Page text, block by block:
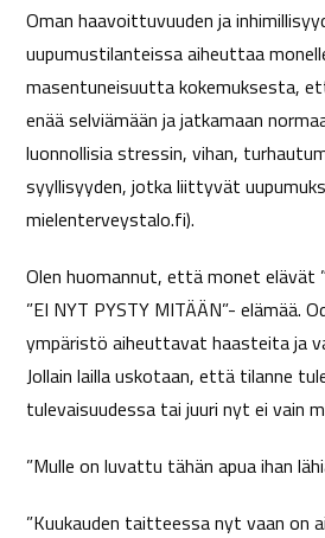
Oman haavoittuvuuden ja
uupumustilanteissa aiheuttaa
masentuneisuutta kokemuksesta,
enää selviämään ja jatkamaan
luonnollisia stressin, vihan,
syyllisyyden, jotka liittyvät
mielenterveystalo.fi).
Olen huomannut, että monet elävät
”EI NYT PYSTY MITÄÄN”- elämää.
ympäristö aiheuttavat haasteita ja
Jollain lailla uskotaan, että tilanne
tulevaisuudessa tai juuri nyt ei vain
”Mulle on luvattu tähän apua ihan
”Kuukauden taitteessa nyt vaan on